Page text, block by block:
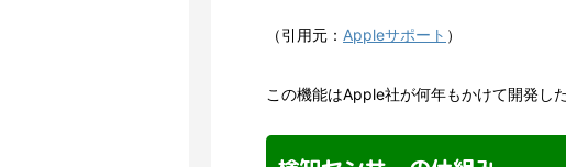
（引用元： Appleサポート ）
この機能はApple社が何年もかけて開発し